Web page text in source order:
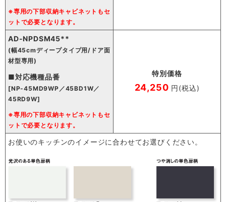
※専用の下部収納キャビネットもセ
ットで必要となります。
AD-NPDSM45**
(幅45cmディープタイプ用/ドア面
材型専用)
■対応機種品番
[NP-45MD9WP／45BD1W／
45RD9W]
※専用の下部収納キャビネットもセ
ットで必要となります。
特別価格
24,250 円(税込)
お使いのキッチンのイメージに合わせてお選びください。